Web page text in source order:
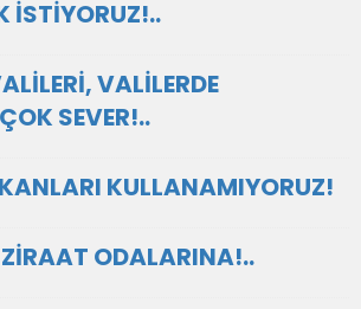
İSTİYORUZ!..
VALİLERDE
SEVER!..
KULLANAMIYORUZ!
ODALARINA!..